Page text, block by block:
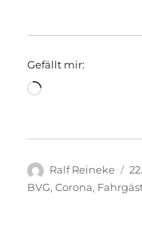
Gefällt mir:
Wird
Autor
Ralf Reineke
BVG,Corona,